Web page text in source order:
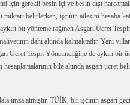
gerekli besin içi ve besin dışı
belirlerken, işçinin ailesini hesaba
bu yönteme rağmen Asgari Ücret
dahi altında kalmaktadır. Yani
Ücret Tespit Yönetmeliğine de aykırı bir
bile altında asgari ücret
imza atmıştır. TÜİK, bir işçinin asgari